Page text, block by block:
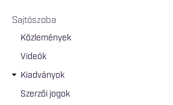
Sajtószoba
Közlemények
Videók
Kiadványok
Szerzői jogok